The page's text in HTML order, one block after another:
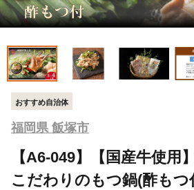
おすすめ自治体
福岡県 飯塚市
【A6-049】【国産牛使用
こだわりのもつ鍋(酢もつ